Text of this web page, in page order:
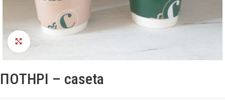
Προβολή
ΠΟΤΗΡΙ – caseta